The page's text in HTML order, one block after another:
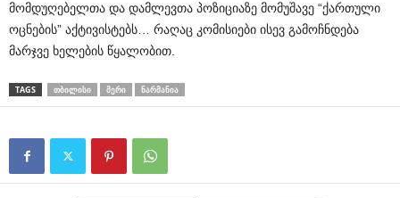
მომდუღებელთა და დამლევთა პოზიციაზე მომუშავე “ქართული
ოცნების” აქტივისტებს… რაღაც კომისიები ისევ გამოჩნდება
მარჯვე ხელების წყალობით.
TAGS ᲗᲑᲘᲚᲘᲡᲘ ᲛᲔᲠᲘ ᲜᲐᲠᲛᲐᲜᲘᲐ